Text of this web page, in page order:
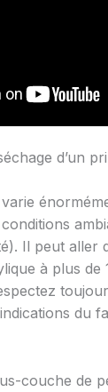
d’un
Il peut aller
à plus de
du
couche de